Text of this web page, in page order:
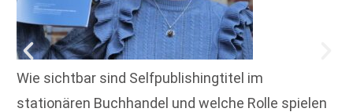
Wie sichtbar sind Selfpublishingtitel im
stationären Buchhandel und welche Rolle spielen